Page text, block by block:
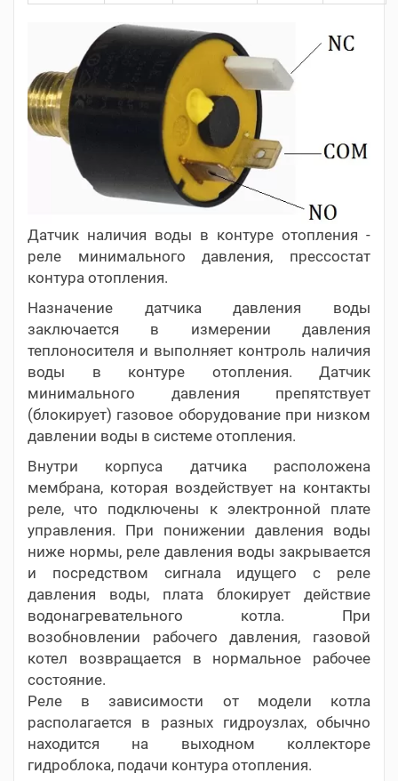
Датчик наличия воды в контуре отопления -
реле минимального давления, прессостат
контура отопления.
Назначение датчика давления воды
заключается в измерении давления
теплоносителя и выполняет контроль наличия
воды в контуре отопления. Датчик
минимального давления препятствует
(блокирует) газовое оборудование при низком
давлении воды в системе отопления.
Внутри корпуса датчика расположена
мембрана, которая воздействует на контакты
реле, что подключены к электронной плате
управления. При понижении давления воды
ниже нормы, реле давления воды закрывается
и посредством сигнала идущего с реле
давления воды, плата блокирует действие
водонагревательного котла. При
возобновлении рабочего давления, газовой
котел возвращается в нормальное рабочее
состояние.
Реле в зависимости от модели котла
располагается в разных гидроузлах, обычно
находится на выходном коллекторе
гидроблока, подачи контура отопления.